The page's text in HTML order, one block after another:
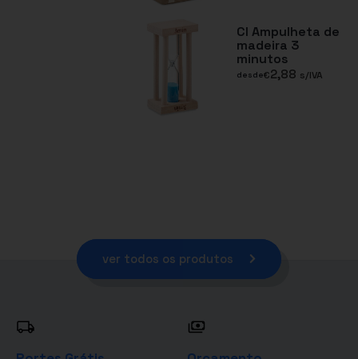
CI Ampulheta de
madeira 3
minutos
desde€2,88 s/IVA
ver todos os produtos